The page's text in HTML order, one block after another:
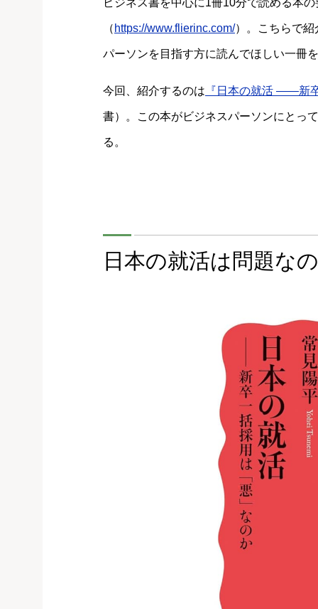
ビジネス書を中心に1冊10分で読める本
（ https://www.flierinc.com/）。こちらで
パーソンを目指す方に読んでほしい一冊
今回、紹介するのは 『日本の就活 ――新
書）。この本がビジネスパーソンにとっ
る。
日本の就活は問題な